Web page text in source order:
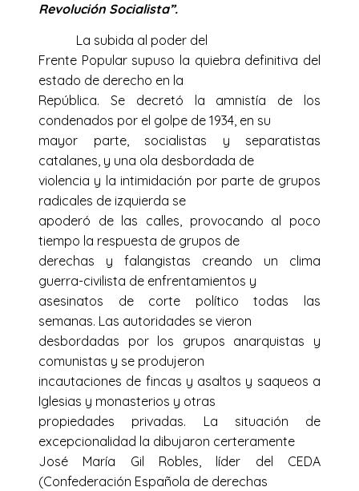
Revolución Socialista”.
La subida al poder del
Frente Popular supuso la quiebra definitiva del
estado de derecho en la
República. Se decretó la amnistía de los
condenados por el golpe de 1934, en su
mayor parte, socialistas y separatistas
catalanes, y una ola desbordada de
violencia y la intimidación por parte de grupos
radicales de izquierda se
apoderó de las calles, provocando al poco
tiempo la respuesta de grupos de
derechas y falangistas creando un clima
guerra-civilista de enfrentamientos y
asesinatos de corte político todas las
semanas. Las autoridades se vieron
desbordadas por los grupos anarquistas y
comunistas y se produjeron
incautaciones de fincas y asaltos y saqueos a
Iglesias y monasterios y otras
propiedades privadas. La situación de
excepcionalidad la dibujaron certeramente
José María Gil Robles, líder del CEDA
(Confederación Española de derechas